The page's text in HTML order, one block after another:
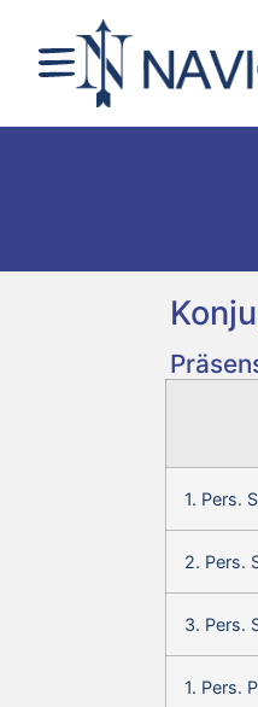
1. Pers.
2. Pers.
3. Pers.
1. Pers.